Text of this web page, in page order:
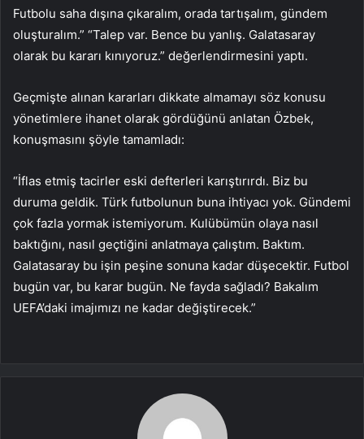
Futbolu saha dışına çıkaralım, orada tartışalım, gündem
oluşturalım.” “Talep var. Bence bu yanlış. Galatasaray
olarak bu kararı kınıyoruz.” değerlendirmesini yaptı.
Geçmişte alınan kararları dikkate almamayı söz konusu
yönetimlere ihanet olarak gördüğünü anlatan Özbek,
konuşmasını şöyle tamamladı:
“İflas etmiş tacirler eski defterleri karıştırırdı. Biz bu
duruma geldik. Türk futbolunun buna ihtiyacı yok. Gündemi
çok fazla yormak istemiyorum. Kulübümün olaya nasıl
baktığını, nasıl geçtiğini anlatmaya çalıştım. Baktım.
Galatasaray bu işin peşine sonuna kadar düşecektir. Futbol
bugün var, bu karar bugün. Ne fayda sağladı? Bakalım
UEFA’daki imajımızı ne kadar değiştirecek.”